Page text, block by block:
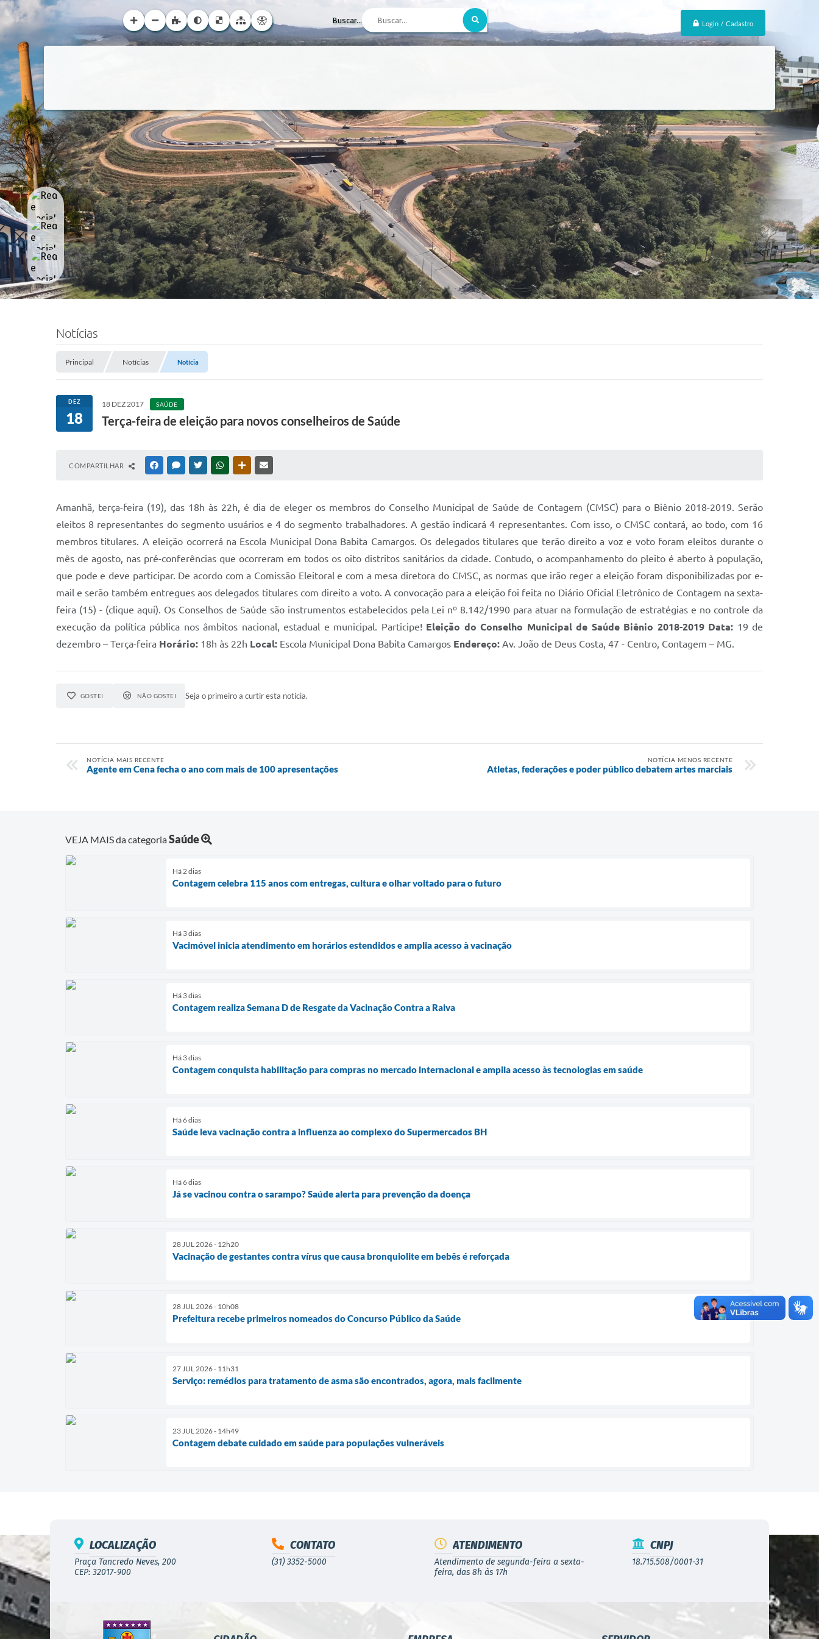
Login / Cadastro
Buscar...
Notícias
Principal Notícias Notícia
DEZ
18
18 DEZ 2017 SAÚDE
Terça-feira de eleição para novos conselheiros de Saúde
COMPARTILHAR FACEBOOKMESSENGER
TWITTERWHATSAPPOUTRAS MÍDIAS
Amanhã, terça-feira (19), das 18h às 22h, é dia de eleger os membros do Conselho Municipal de Saúde de Contagem (CMSC) para o Biênio 2018-2019. Serão
eleitos 8 representantes do segmento usuários e 4 do segmento trabalhadores. A gestão indicará 4 representantes. Com isso, o CMSC contará, ao todo, com 16
membros titulares. A eleição ocorrerá na Escola Municipal Dona Babita Camargos. Os delegados titulares que terão direito a voz e voto foram eleitos durante o
mês de agosto, nas pré-conferências que ocorreram em todos os oito distritos sanitários da cidade. Contudo, o acompanhamento do pleito é aberto à população,
que pode e deve participar. De acordo com a Comissão Eleitoral e com a mesa diretora do CMSC, as normas que irão reger a eleição foram disponibilizadas por e-
mail e serão também entregues aos delegados titulares com direito a voto. A convocação para a eleição foi feita no Diário Oficial Eletrônico de Contagem na sexta-
feira (15) - (clique aqui). Os Conselhos de Saúde são instrumentos estabelecidos pela Lei nº 8.142/1990 para atuar na formulação de estratégias e no controle da
execução da política pública nos âmbitos nacional, estadual e municipal. Participe! Eleição do Conselho Municipal de Saúde Biênio 2018-2019 Data: 19 de
dezembro – Terça-feira Horário: 18h às 22h Local: Escola Municipal Dona Babita Camargos Endereço: Av. João de Deus Costa, 47 - Centro, Contagem – MG.
GOSTEI NÃO GOSTEI Seja o primeiro a curtir esta notícia.
NOTÍCIA MAIS RECENTE
Agente em Cena fecha o ano com mais de 100 apresentações
NOTÍCIA MENOS RECENTE
Atletas, federações e poder público debatem artes marciais
VEJA MAIS da categoriaSaúde
Há 2 dias
Contagem celebra 115 anos com entregas, cultura e olhar voltado para o futuro
Há 3 dias
Vacimóvel inicia atendimento em horários estendidos e amplia acesso à vacinação
Há 3 dias
Contagem realiza Semana D de Resgate da Vacinação Contra a Raiva
Há 3 dias
Contagem conquista habilitação para compras no mercado internacional e amplia acesso às tecnologias em saúde
Há 6 dias
Saúde leva vacinação contra a influenza ao complexo do Supermercados BH
Há 6 dias
Já se vacinou contra o sarampo? Saúde alerta para prevenção da doença
28 JUL 2026 - 12h20
Vacinação de gestantes contra vírus que causa bronquiolite em bebês é reforçada
28 JUL 2026 - 10h08
Prefeitura recebe primeiros nomeados do Concurso Público da Saúde
27 JUL 2026 - 11h31
Serviço: remédios para tratamento de asma são encontrados, agora, mais facilmente
23 JUL 2026 - 14h49
Contagem debate cuidado em saúde para populações vulneráveis
LOCALIZAÇÃO
Praça Tancredo Neves, 200
CEP: 32017-900
CONTATO
(31) 3352-5000
ATENDIMENTO
Atendimento de segunda-feira a sexta-
feira, das 8h às 17h
CNPJ
18.715.508/0001-31